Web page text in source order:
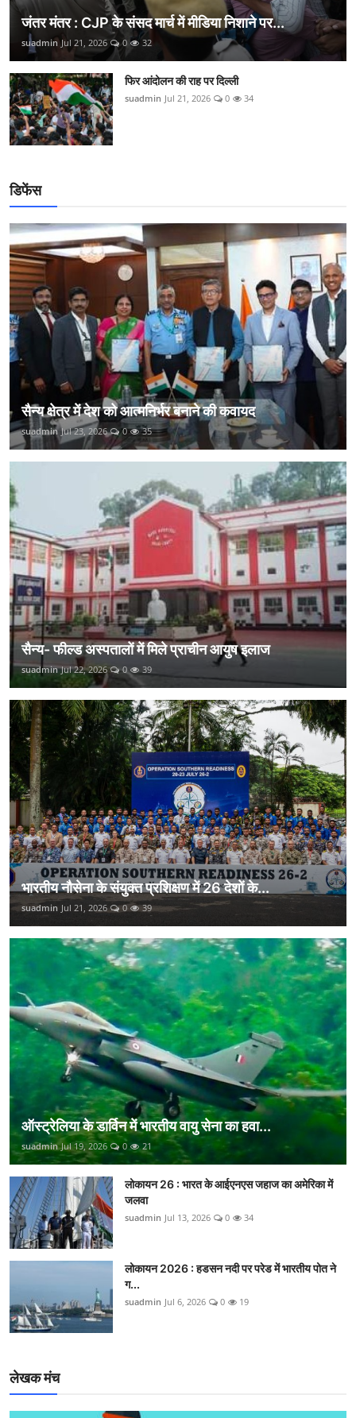
जंतर मंतर : CJP के संसद मार्च में मीडिया निशाने पर...
suadmin Jul 21, 2026 0 32
फिर आंदोलन की राह पर दिल्ली
suadmin Jul 21, 2026 0 34
डिफेंस
सैन्य क्षेत्र में देश को आत्मनिर्भर बनाने की कवायद
suadmin Jul 23, 2026 0 35
सैन्य- फील्ड अस्पतालों में मिले प्राचीन आयुष इलाज
suadmin Jul 22, 2026 0 39
भारतीय नौसेना के संयुक्त प्रशिक्षण में 26 देशों के...
suadmin Jul 21, 2026 0 39
ऑस्ट्रेलिया के डार्विन में भारतीय वायु सेना का हवा...
suadmin Jul 19, 2026 0 21
लोकायन 26 : भारत के आईएनएस जहाज का अमेरिका में
जलवा
suadmin Jul 13, 2026 0 34
लोकायन 2026 : हडसन नदी पर परेड में भारतीय पोत ने
ग...
suadmin Jul 6, 2026 0 19
लेखक मंच